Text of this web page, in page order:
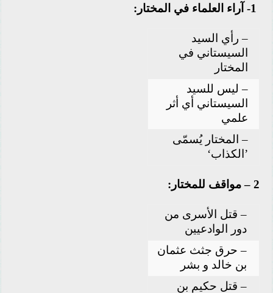
1- آراء العلماء في المختار:
– رأي السيد
السيستاني في
المختار
– ليس للسيد
السيستاني أي أثر
علمي
– المختار يُسمّى
’الكذاب‘
2 – مواقف للمختار:
– قتل الأسرى من
دور الوادعيين
– حرق جثث عثمان
بن خالد و بشر
– قتل حكيم بن